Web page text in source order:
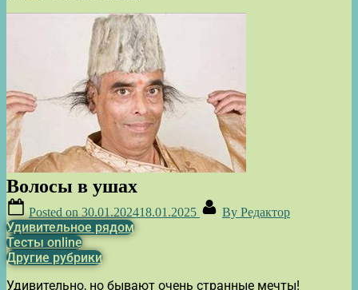
Волосы в ушах
Posted on 30.01.202418.01.2025 By Редактор
Удивительное рядом
Тесты online
Другие рубрики
Удивительно, но бывают очень странные мечты!